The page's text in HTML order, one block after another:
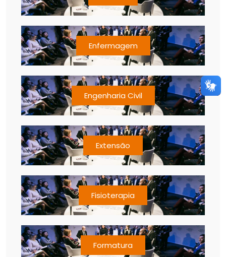
Enfermagem
Engenharia Civil
Extensão
Fisioterapia
Formatura